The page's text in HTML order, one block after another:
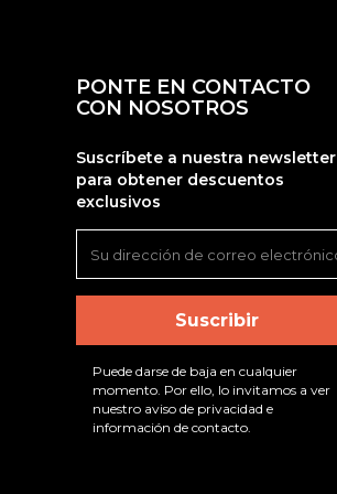
PONTE EN CONTACTO
CON NOSOTROS
Suscríbete a nuestra newsletter
para obtener descuentos
exclusivos
Puede darse de baja en cualquier
momento. Por ello, lo invitamos a ver
nuestro aviso de privacidad e
información de contacto.